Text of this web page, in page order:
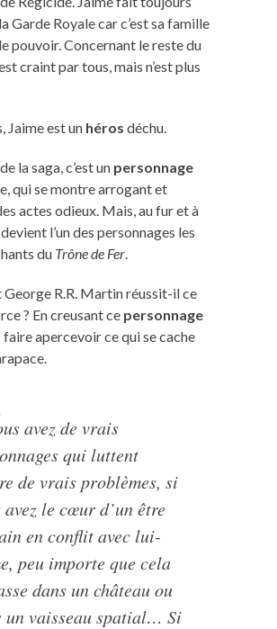
Garde Royale car c’est sa famille
pouvoir. Concernant le reste du
craint par tous, mais n’est plus
Jaime est un héros déchu.
la saga, c’est un personnage
qui se montre arrogant et
actes odieux. Mais, au fur et à
l’un des personnages les
du Trône de Fer.
George R.R. Martin réussit-il ce
? En creusant ce personnage
faire apercevoir ce qui se cache
avez de vrais
qui luttent
de vrais problèmes, si
avez le cœur d’un être
en conflit avec lui-
peu importe que cela
dans un château ou
un vaisseau spatial… Si